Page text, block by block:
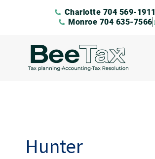
Charlotte 704 569-1911
Monroe 704 635-7566
Hunter